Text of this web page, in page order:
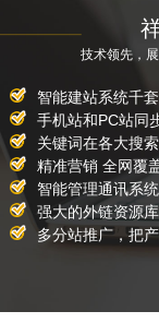
技术领先，
智能建站系统千
手机站和PC站同
关键词在各大搜
精准营销 全网覆
智能管理通讯系
强大的外链资源
多分站推广，把